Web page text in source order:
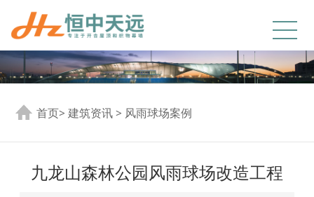
首页>建筑资讯> 风雨球场案例
九龙山森林公园风雨球场改造工程